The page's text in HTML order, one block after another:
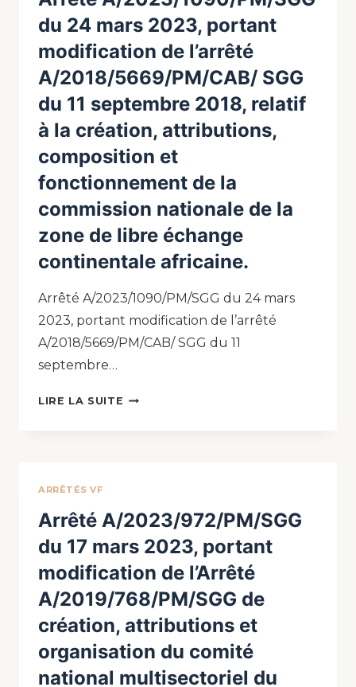
du 24 mars 2023, portant
modification de l’arrêté
A/2018/5669/PM/CAB/ SGG
du 11 septembre 2018, relatif
à la création, attributions,
composition et
fonctionnement de la
commission nationale de la
zone de libre échange
continentale africaine.
Arrêté A/2023/1090/PM/SGG du 24 mars
2023, portant modification de l’arrêté
A/2018/5669/PM/CAB/ SGG du 11
septembre…
LIRE LA SUITE
ARRÊTÉS VF
Arrêté A/2023/972/PM/SGG
du 17 mars 2023, portant
modification de l’Arrêté
A/2019/768/PM/SGG de
création, attributions et
organisation du comité
national multisectoriel du